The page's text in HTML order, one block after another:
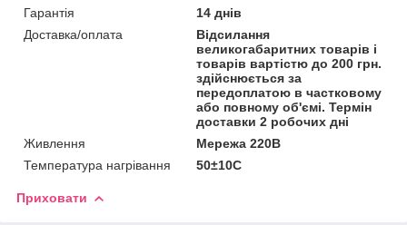
Гарантія
14 днів
Доставка/оплата
Відсилання
великогабаритних товарів і
товарів вартістю до 200 грн.
здійснюється за
передоплатою в частковому
або повному об'ємі. Термін
доставки 2 робочих дні
Живлення
Мережа 220В
Температура нагрівання
50±10C
Приховати